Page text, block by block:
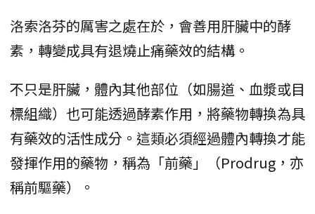
洛索洛芬的厲害之處在於，會善用肝臟中的酵
素，轉變成具有退燒止痛藥效的結構。
不只是肝臟，體內其他部位（如腸道、血漿或目
標組織）也可能透過酵素作用，將藥物轉換為具
有藥效的活性成分。這類必須經過體內轉換才能
發揮作用的藥物，稱為「前藥」（Prodrug，亦
稱前驅藥）。